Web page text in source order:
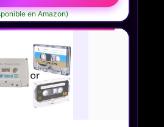
en Amazon)